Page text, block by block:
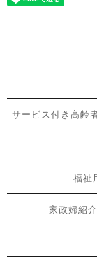
サービス付き高齢
福祉
家政婦紹